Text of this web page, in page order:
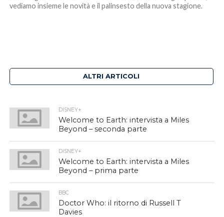
vediamo insieme le novità e il palinsesto della nuova stagione.
ALTRI ARTICOLI
DISNEY+
Welcome to Earth: intervista a Miles
Beyond – seconda parte
DISNEY+
Welcome to Earth: intervista a Miles
Beyond – prima parte
BBC
Doctor Who: il ritorno di Russell T
Davies